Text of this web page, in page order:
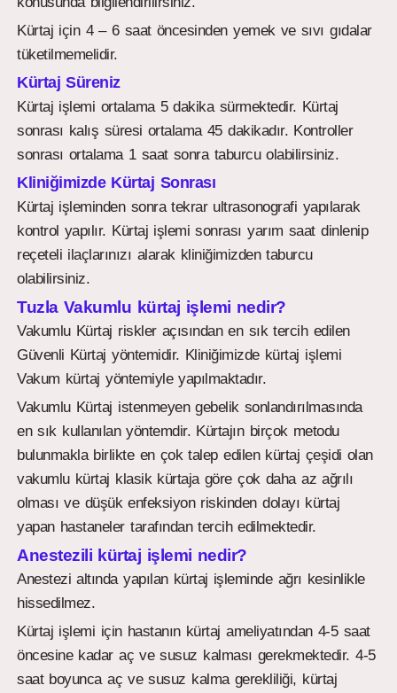
Kürtaj için 4 – 6 saat öncesinden yemek ve sıvı gıdalar
tüketilmemelidir.
Kürtaj Süreniz
Kürtaj işlemi ortalama 5 dakika sürmektedir. Kürtaj
sonrası kalış süresi ortalama 45 dakikadır. Kontroller
sonrası ortalama 1 saat sonra taburcu olabilirsiniz.
Kliniğimizde Kürtaj Sonrası
Kürtaj işleminden sonra tekrar ultrasonografi yapılarak
kontrol yapılır. Kürtaj işlemi sonrası yarım saat dinlenip
reçeteli ilaçlarınızı alarak kliniğimizden taburcu
olabilirsiniz.
Tuzla Vakumlu kürtaj işlemi nedir?
Vakumlu Kürtaj riskler açısından en sık tercih edilen
Güvenli Kürtaj yöntemidir. Kliniğimizde kürtaj işlemi
Vakum kürtaj yöntemiyle yapılmaktadır.
Vakumlu Kürtaj istenmeyen gebelik sonlandırılmasında
en sık kullanılan yöntemdir. Kürtajın birçok metodu
bulunmakla birlikte en çok talep edilen kürtaj çeşidi olan
vakumlu kürtaj klasik kürtaja göre çok daha az ağrılı
olması ve düşük enfeksiyon riskinden dolayı kürtaj
yapan hastaneler tarafından tercih edilmektedir.
Anestezili kürtaj işlemi nedir?
Anestezi altında yapılan kürtaj işleminde ağrı kesinlikle
hissedilmez.
Kürtaj işlemi için hastanın kürtaj ameliyatından 4-5 saat
öncesine kadar aç ve susuz kalması gerekmektedir. 4-5
saat boyunca aç ve susuz kalma gerekliliği, kürtaj